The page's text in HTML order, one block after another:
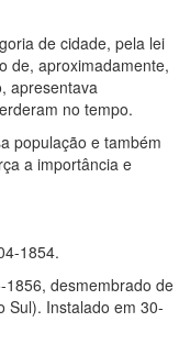
de cidade, pela lei
de, aproximadamente,
apresentava
no tempo.
população e também
a importância e
1854.
1856, desmembrado de
Sul). Instalado em 30-